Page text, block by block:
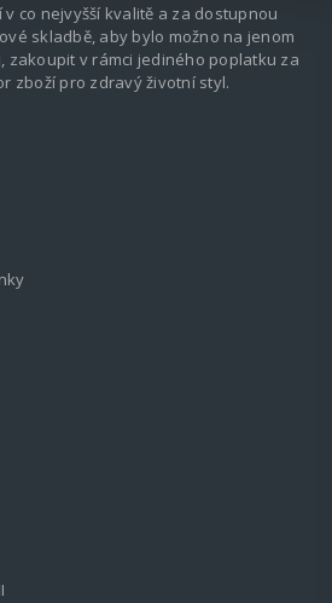
co nejvyšší kvalitě a za dostupnou
skladbě, aby bylo možno na jenom
zakoupit v rámci jediného poplatku za
zboží pro zdravý životní styl.